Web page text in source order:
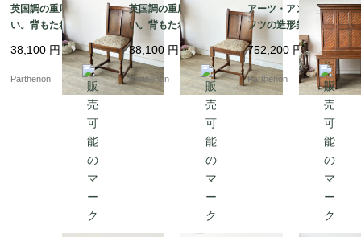
英国調の重厚な佇ま
い。背もたれの彫刻が
美しいオーク材ダイニ
ングチェア【2229】
38,100 円
Parthenon
英国調の重厚な佇ま
い。背もたれの彫刻が
美しいオーク材ダイニ
ングチェア【2228】
38,100 円
Parthenon
アーツ・アンド・クラ
フツの造形美が光る、
名門Sopwith & Co社製
の大型オークプレジデ
ントデスク【d67】
752,200 円
Parthenon